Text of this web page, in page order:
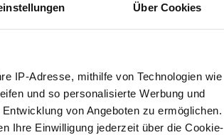
Über Cookies
IP-Adresse, mithilfe von Technologien wie
und so personalisierte Werbung und
von Angeboten zu ermöglichen.
Ihre Einwilligung jederzeit über die Cookie-